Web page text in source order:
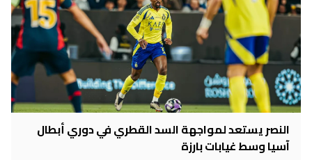
النصر يستعد لمواجهة السد القطري في دوري أبطال
آسيا وسط غيابات بارزة